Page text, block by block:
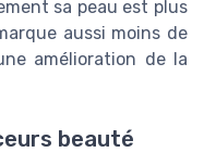
sa peau est plus
aussi moins de
amélioration de la
beauté